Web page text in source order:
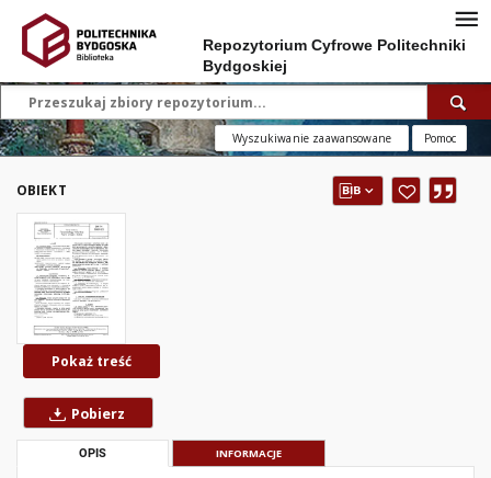
Repozytorium Cyfrowe Politechniki
Bydgoskiej
Wyszukiwanie zaawansowane Pomoc
OBIEKT
Pokaż treść
Pobierz
OPIS INFORMACJE